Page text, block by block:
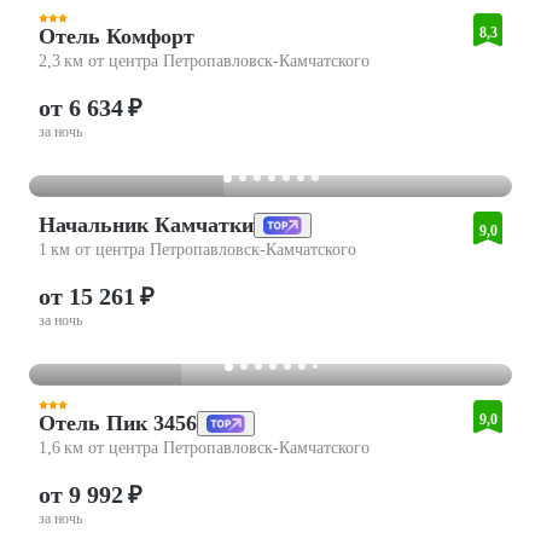
Отель Комфорт
2,3 км от центра Петропавловск-Камчатского
8,3
от 6 634 ₽
за ночь
Начальник Камчатки
1 км от центра Петропавловск-Камчатского
9,0
от 15 261 ₽
за ночь
Отель Пик 3456
1,6 км от центра Петропавловск-Камчатского
9,0
от 9 992 ₽
за ночь